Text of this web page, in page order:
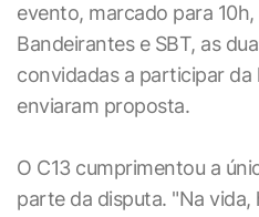
evento, marcado para
Bandeirantes e SBT, as
convidadas a participar
enviaram proposta.
O C13 cumprimentou a
parte da disputa. "Na vida,